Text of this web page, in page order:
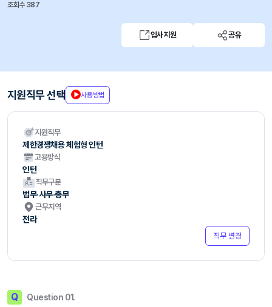
조회수 387
입사지원 공유
지원직무 선택 사용방법
지원직무
제한경쟁채용 체험형 인턴
고용방식
인턴
직무구분
법무·사무·총무
근무지역
전라
직무 변경
Q Question 01.